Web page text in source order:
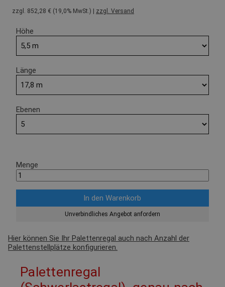
zzgl. 852,28 € (19,0% MwSt.) | zzgl. Versand
Höhe
Länge
Ebenen
Menge
Unverbindliches Angebot anfordern
Hier können Sie Ihr Palettenregal auch nach Anzahl der
Palettenstellplätze konfigurieren.
Palettenregal